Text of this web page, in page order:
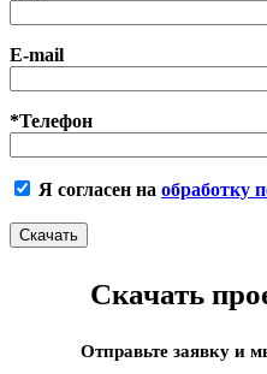
E-mail
*Телефон
Я согласен на обработку
Скачать
Отправьте заявку и